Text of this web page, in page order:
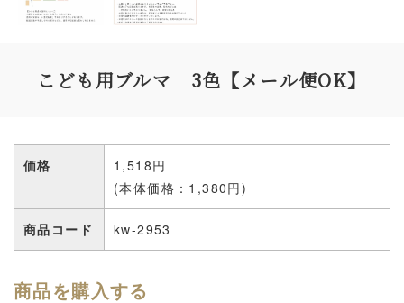
こども用ブルマ 3色【メール便OK】
価格
1,518円
(本体価格：1,380円)
商品コード kw-2953
商品を購入する